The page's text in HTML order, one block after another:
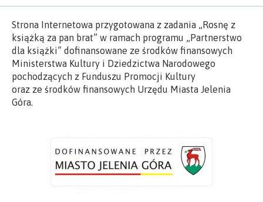
Strona Internetowa przygotowana z zadania „Rosnę z
książką za pan brat” w ramach programu „Partnerstwo
dla książki” dofinansowane ze środków finansowych
Ministerstwa Kultury i Dziedzictwa Narodowego
pochodzących z Funduszu Promocji Kultury
oraz ze środków finansowych Urzędu Miasta Jelenia
Góra.